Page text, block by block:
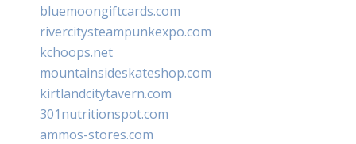
bluemoongiftcards.com
rivercitysteampunkexpo.com
kchoops.net
mountainsideskateshop.com
kirtlandcitytavern.com
301nutritionspot.com
ammos-stores.com